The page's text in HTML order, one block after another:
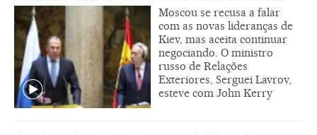
Moscou se recusa a falar
com as novas lideranças de
Kiev, mas aceita continuar
negociando. O ministro
russo de Relações
Exteriores, Serguei Lavrov,
esteve com John Kerry